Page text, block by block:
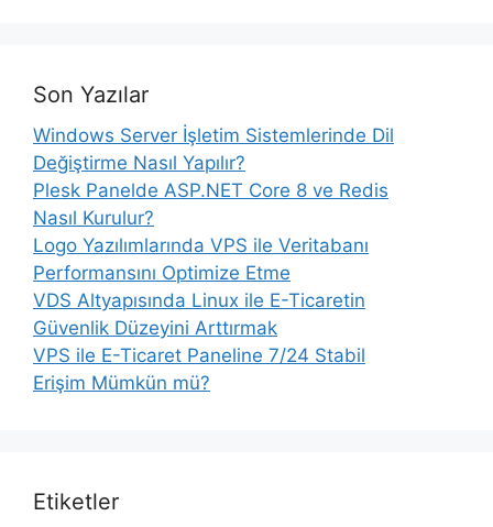
Son Yazılar
Windows Server İşletim Sistemlerinde Dil
Değiştirme Nasıl Yapılır?
Plesk Panelde ASP.NET Core 8 ve Redis
Nasıl Kurulur?
Logo Yazılımlarında VPS ile Veritabanı
Performansını Optimize Etme
VDS Altyapısında Linux ile E-Ticaretin
Güvenlik Düzeyini Arttırmak
VPS ile E-Ticaret Paneline 7/24 Stabil
Erişim Mümkün mü?
Etiketler